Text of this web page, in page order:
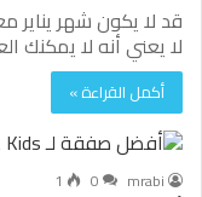
قد لا يكون شهر
لا يعني أنه لا يمكنك
أكمل القراءة »
mrabi
0
1